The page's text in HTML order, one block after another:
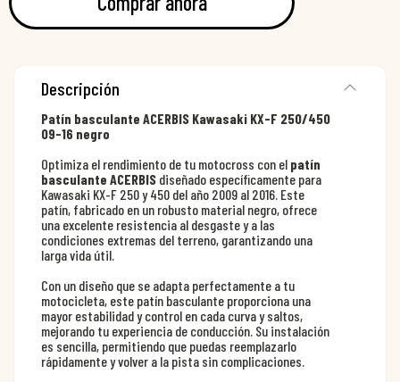
Descripción
Patín basculante ACERBIS Kawasaki KX-F 250/450
09-16 negro
Optimiza el rendimiento de tu motocross con el patín
basculante ACERBIS diseñado específicamente para
Kawasaki KX-F 250 y 450 del año 2009 al 2016. Este
patín, fabricado en un robusto material negro, ofrece
una excelente resistencia al desgaste y a las
condiciones extremas del terreno, garantizando una
larga vida útil.
Con un diseño que se adapta perfectamente a tu
motocicleta, este patín basculante proporciona una
mayor estabilidad y control en cada curva y saltos,
mejorando tu experiencia de conducción. Su instalación
es sencilla, permitiendo que puedas reemplazarlo
rápidamente y volver a la pista sin complicaciones.